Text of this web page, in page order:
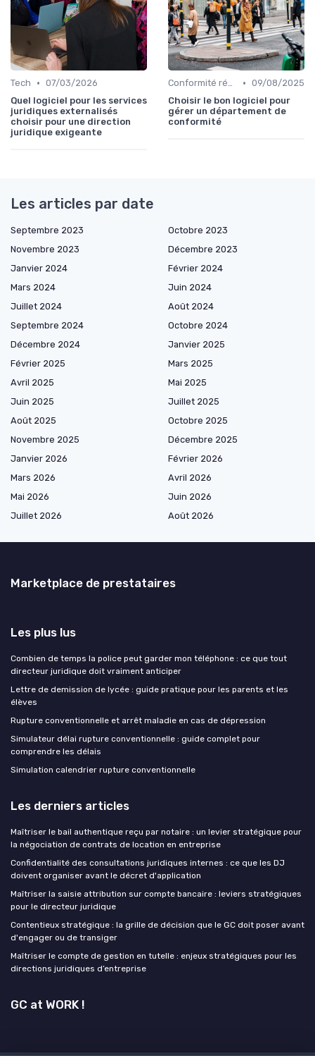
Tech • 07/03/2026
Quel logiciel pour les services
juridiques externalisés
choisir pour une direction
juridique exigeante
Conformité réglementaire • 09/08/2025
Choisir le bon logiciel pour
gérer un département de
conformité
Les articles par date
Septembre 2023
Octobre 2023
Novembre 2023
Décembre 2023
Janvier 2024
Février 2024
Mars 2024
Juin 2024
Juillet 2024
Août 2024
Septembre 2024
Octobre 2024
Décembre 2024
Janvier 2025
Février 2025
Mars 2025
Avril 2025
Mai 2025
Juin 2025
Juillet 2025
Août 2025
Octobre 2025
Novembre 2025
Décembre 2025
Janvier 2026
Février 2026
Mars 2026
Avril 2026
Mai 2026
Juin 2026
Juillet 2026
Août 2026
Marketplace de prestataires
Les plus lus
Combien de temps la police peut garder mon téléphone : ce que tout
directeur juridique doit vraiment anticiper
Lettre de demission de lycée : guide pratique pour les parents et les
élèves
Rupture conventionnelle et arrêt maladie en cas de dépression
Simulateur délai rupture conventionnelle : guide complet pour
comprendre les délais
Simulation calendrier rupture conventionnelle
Les derniers articles
Maîtriser le bail authentique reçu par notaire : un levier stratégique pour
la négociation de contrats de location en entreprise
Confidentialité des consultations juridiques internes : ce que les DJ
doivent organiser avant le décret d'application
Maîtriser la saisie attribution sur compte bancaire : leviers stratégiques
pour le directeur juridique
Contentieux stratégique : la grille de décision que le GC doit poser avant
d'engager ou de transiger
Maîtriser le compte de gestion en tutelle : enjeux stratégiques pour les
directions juridiques d’entreprise
GC at WORK !